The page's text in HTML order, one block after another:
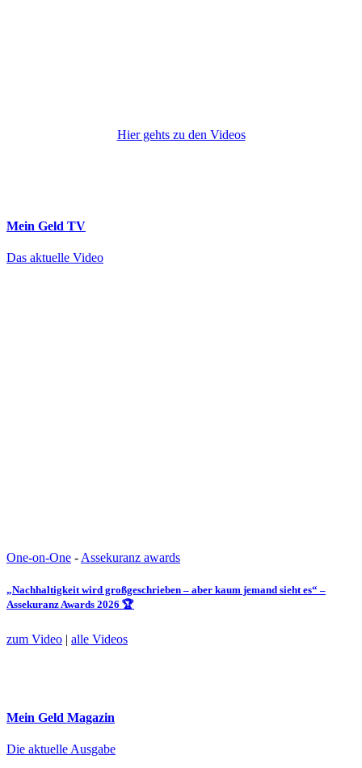
Hier gehts zu den Videos
Mein Geld TV
Das aktuelle Video
One-on-One -Assekuranz awards
„Nachhaltigkeit wird großgeschrieben – aber kaum jemand sieht es“ –
Assekuranz Awards 2026 🏆
zum Video | alle Videos
Mein Geld Magazin
Die aktuelle Ausgabe